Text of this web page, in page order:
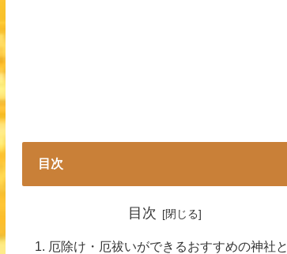
目次
目次
厄除け・厄祓いができるおすすめの神社と